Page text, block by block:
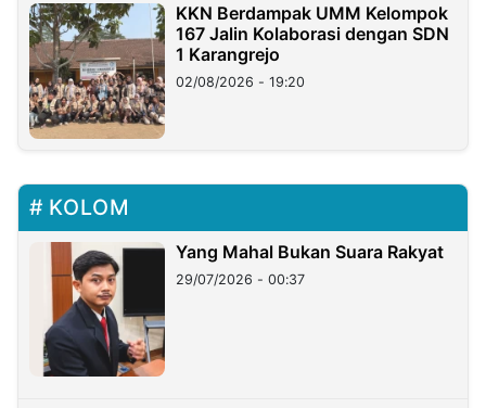
KKN Berdampak UMM Kelompok
167 Jalin Kolaborasi dengan SDN
1 Karangrejo
02/08/2026 - 19:20
KOLOM
Yang Mahal Bukan Suara Rakyat
29/07/2026 - 00:37